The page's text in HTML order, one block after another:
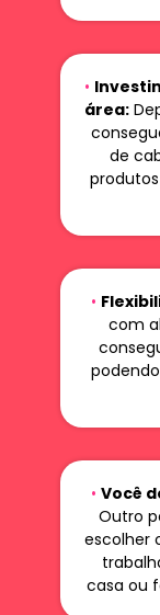
•
área:
de
•
com
• Você
Outro
escolher
casa ou